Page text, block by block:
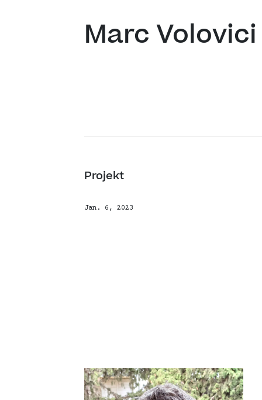
Marc Volovici
Projekt
Jan. 6, 2023